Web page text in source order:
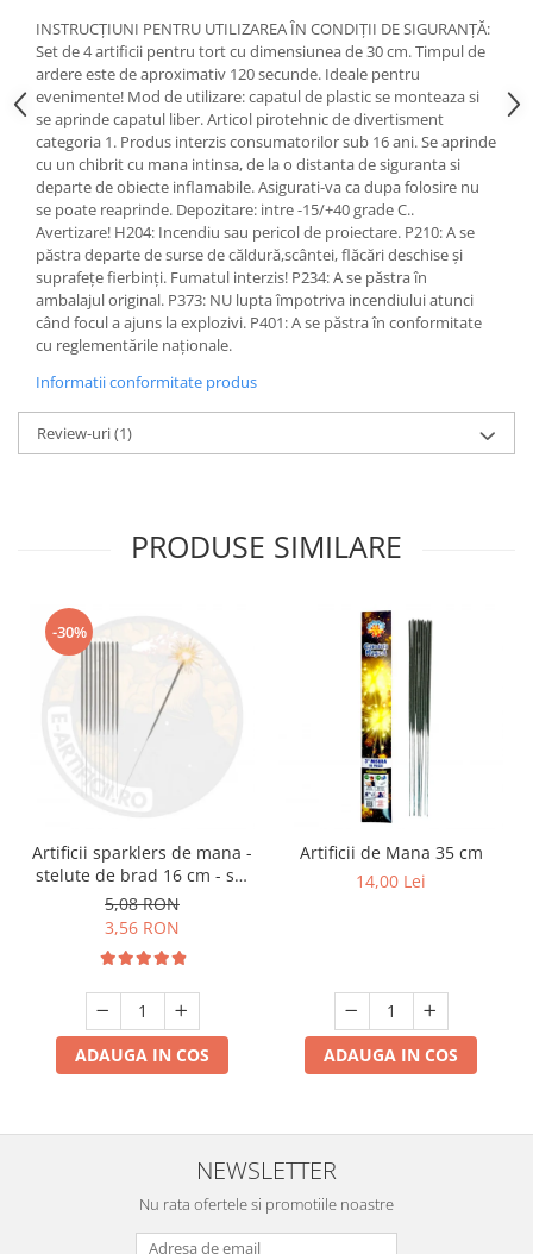
INSTRUCȚIUNI PENTRU UTILIZAREA ÎN CONDIȚII DE SIGURANȚĂ:
Set de 4 artificii pentru tort cu dimensiunea de 30 cm. Timpul de
ardere este de aproximativ 120 secunde. Ideale pentru
evenimente! Mod de utilizare: capatul de plastic se monteaza si
se aprinde capatul liber. Articol pirotehnic de divertisment
categoria 1. Produs interzis consumatorilor sub 16 ani. Se aprinde
cu un chibrit cu mana intinsa, de la o distanta de siguranta si
departe de obiecte inflamabile. Asigurati-va ca dupa folosire nu
se poate reaprinde. Depozitare: intre -15/+40 grade C..
Avertizare! H204: Incendiu sau pericol de proiectare. P210: A se
păstra departe de surse de căldură,scântei, flăcări deschise și
suprafețe fierbinți. Fumatul interzis! P234: A se păstra în
ambalajul original. P373: NU lupta împotriva incendiului atunci
când focul a ajuns la explozivi. P401: A se păstra în conformitate
cu reglementările naționale.
Informatii conformitate produs
Review-uri(1)
PRODUSE SIMILARE
-30%
Artificii sparklers de mana -
stelute de brad 16 cm - set
10 buc
5,08 RON
3,56 RON
ADAUGA IN COS
Artificii de Mana 35 cm
14,00 Lei
ADAUGA IN COS
NEWSLETTER
Nu rata ofertele si promotiile noastre